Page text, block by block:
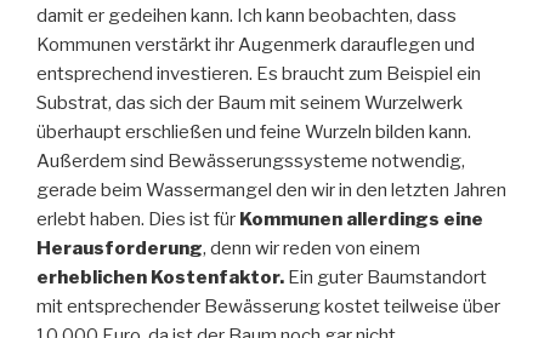
damit er gedeihen kann. Ich kann beobachten, dass
Kommunen verstärkt ihr Augenmerk darauflegen und
entsprechend investieren. Es braucht zum Beispiel ein
Substrat, das sich der Baum mit seinem Wurzelwerk
überhaupt erschließen und feine Wurzeln bilden kann.
Außerdem sind Bewässerungssysteme notwendig,
gerade beim Wassermangel den wir in den letzten Jahren
erlebt haben. Dies ist für Kommunen allerdings eine
Herausforderung, denn wir reden von einem
erheblichen Kostenfaktor. Ein guter Baumstandort
mit entsprechender Bewässerung kostet teilweise über